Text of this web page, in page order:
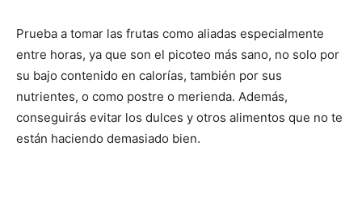
Prueba a tomar las frutas como aliadas especialmente
entre horas, ya que son el picoteo más sano, no solo por
su bajo contenido en calorías, también por sus
nutrientes, o como postre o merienda. Además,
conseguirás evitar los dulces y otros alimentos que no te
están haciendo demasiado bien.